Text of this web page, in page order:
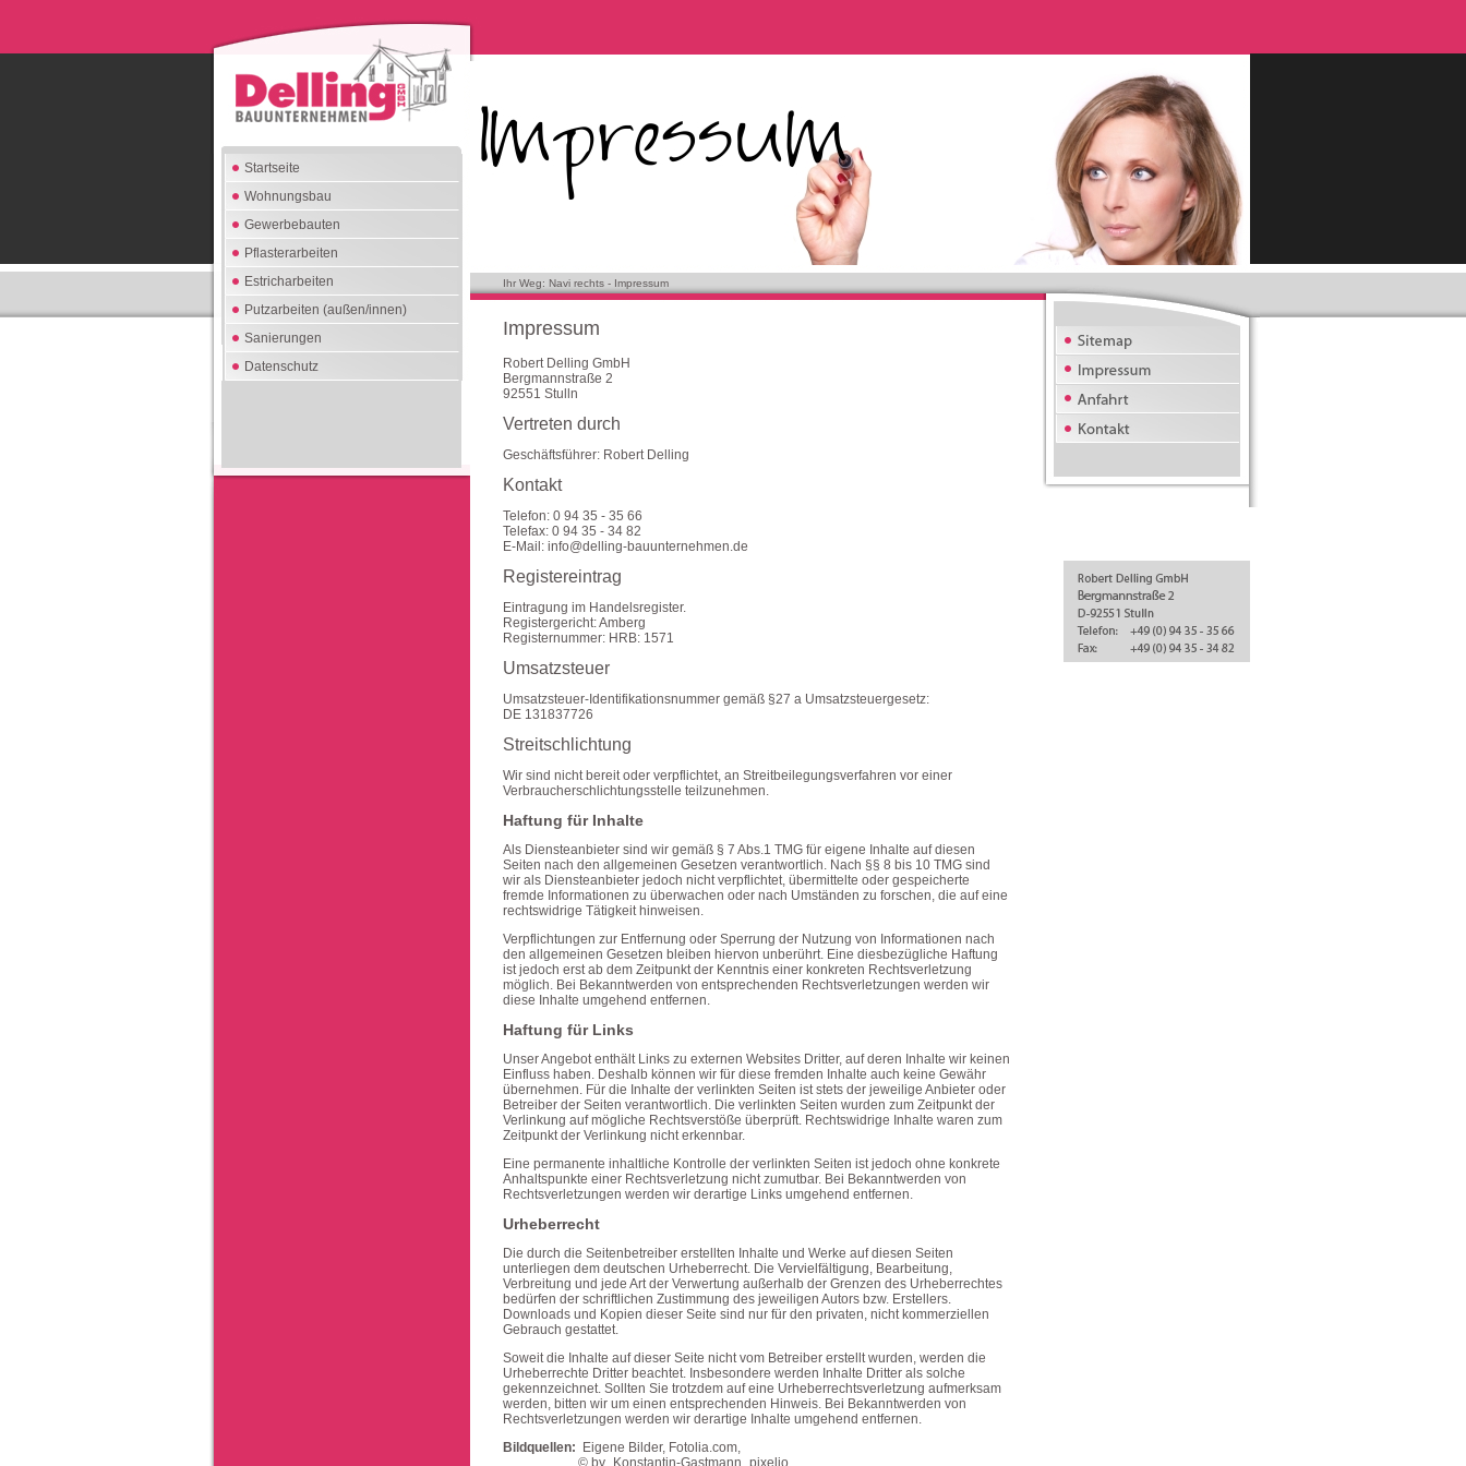
Startseite
Wohnungsbau
Gewerbebauten
Pflasterarbeiten
Estricharbeiten
Putzarbeiten (außen/innen)
Sanierungen
Datenschutz
Ihr Weg: Navi rechts - Impressum
Impressum
Robert Delling GmbH
Bergmannstraße 2
92551 Stulln
Vertreten durch
Geschäftsführer: Robert Delling
Kontakt
Telefon: 0 94 35 - 35 66
Telefax: 0 94 35 - 34 82
E-Mail: info@delling-bauunternehmen.de
Registereintrag
Eintragung im Handelsregister.
Registergericht: Amberg
Registernummer: HRB: 1571
Umsatzsteuer
Umsatzsteuer-Identifikationsnummer gemäß §27 a Umsatzsteuergesetz:
DE 131837726
Streitschlichtung
Wir sind nicht bereit oder verpflichtet, an Streitbeilegungsverfahren vor einer
Verbraucherschlichtungsstelle teilzunehmen.
Haftung für Inhalte
Als Diensteanbieter sind wir gemäß § 7 Abs.1 TMG für eigene Inhalte auf diesen
Seiten nach den allgemeinen Gesetzen verantwortlich. Nach §§ 8 bis 10 TMG sind
wir als Diensteanbieter jedoch nicht verpflichtet, übermittelte oder gespeicherte
fremde Informationen zu überwachen oder nach Umständen zu forschen, die auf eine
rechtswidrige Tätigkeit hinweisen.
Verpflichtungen zur Entfernung oder Sperrung der Nutzung von Informationen nach
den allgemeinen Gesetzen bleiben hiervon unberührt. Eine diesbezügliche Haftung
ist jedoch erst ab dem Zeitpunkt der Kenntnis einer konkreten Rechtsverletzung
möglich. Bei Bekanntwerden von entsprechenden Rechtsverletzungen werden wir
diese Inhalte umgehend entfernen.
Haftung für Links
Unser Angebot enthält Links zu externen Websites Dritter, auf deren Inhalte wir keinen
Einfluss haben. Deshalb können wir für diese fremden Inhalte auch keine Gewähr
übernehmen. Für die Inhalte der verlinkten Seiten ist stets der jeweilige Anbieter oder
Betreiber der Seiten verantwortlich. Die verlinkten Seiten wurden zum Zeitpunkt der
Verlinkung auf mögliche Rechtsverstöße überprüft. Rechtswidrige Inhalte waren zum
Zeitpunkt der Verlinkung nicht erkennbar.
Eine permanente inhaltliche Kontrolle der verlinkten Seiten ist jedoch ohne konkrete
Anhaltspunkte einer Rechtsverletzung nicht zumutbar. Bei Bekanntwerden von
Rechtsverletzungen werden wir derartige Links umgehend entfernen.
Urheberrecht
Die durch die Seitenbetreiber erstellten Inhalte und Werke auf diesen Seiten
unterliegen dem deutschen Urheberrecht. Die Vervielfältigung, Bearbeitung,
Verbreitung und jede Art der Verwertung außerhalb der Grenzen des Urheberrechtes
bedürfen der schriftlichen Zustimmung des jeweiligen Autors bzw. Erstellers.
Downloads und Kopien dieser Seite sind nur für den privaten, nicht kommerziellen
Gebrauch gestattet.
Soweit die Inhalte auf dieser Seite nicht vom Betreiber erstellt wurden, werden die
Urheberrechte Dritter beachtet. Insbesondere werden Inhalte Dritter als solche
gekennzeichnet. Sollten Sie trotzdem auf eine Urheberrechtsverletzung aufmerksam
werden, bitten wir um einen entsprechenden Hinweis. Bei Bekanntwerden von
Rechtsverletzungen werden wir derartige Inhalte umgehend entfernen.
Bildquellen:
Eigene Bilder, Fotolia.com,
© by_Konstantin-Gastmann_pixelio